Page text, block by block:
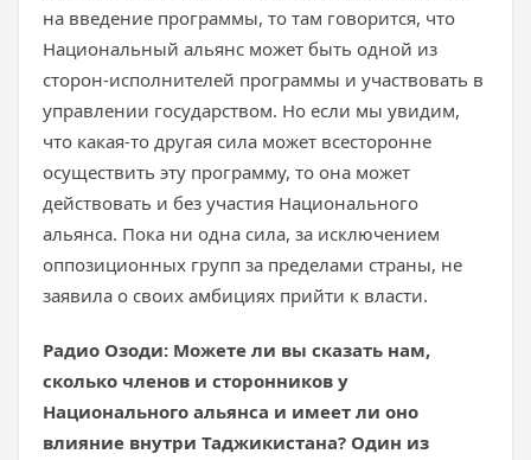
на введение программы, то там говорится, что
Национальный альянс может быть одной из
сторон-исполнителей программы и участвовать в
управлении государством. Но если мы увидим,
что какая-то другая сила может всесторонне
осуществить эту программу, то она может
действовать и без участия Национального
альянса. Пока ни одна сила, за исключением
оппозиционных групп за пределами страны, не
заявила о своих амбициях прийти к власти.
Радио Озоди: Можете ли вы сказать нам,
сколько членов и сторонников у
Национального альянса и имеет ли оно
влияние внутри Таджикистана? Один из